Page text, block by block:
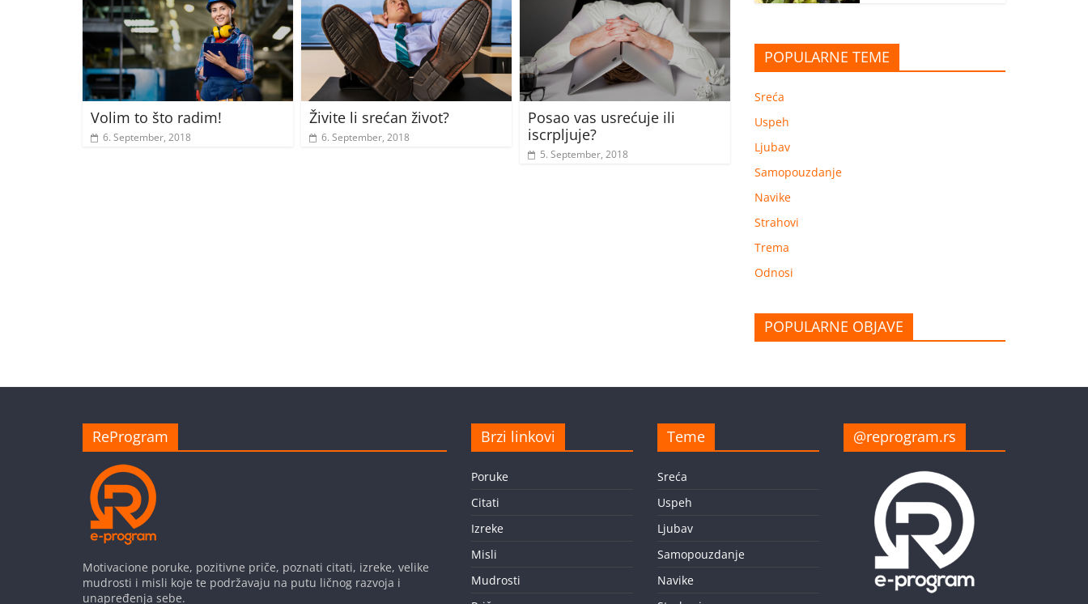
Volim to što radim!
6. September, 2018
Živite li srećan život?
6. September, 2018
Posao vas usrećuje ili
iscrpljuje?
5. September, 2018
POPULARNE TEME
Sreća
Uspeh
Ljubav
Samopouzdanje
Navike
Strahovi
Trema
Odnosi
POPULARNE OBJAVE
ReProgram
Motivacione poruke, pozitivne priče, poznati citati, izreke, velike
mudrosti i misli koje te podržavaju na putu ličnog razvoja i
unapređenja sebe.
Brzi linkovi
Poruke
Citati
Izreke
Misli
Mudrosti
Teme
Sreća
Uspeh
Ljubav
Samopouzdanje
Navike
@reprogram.rs